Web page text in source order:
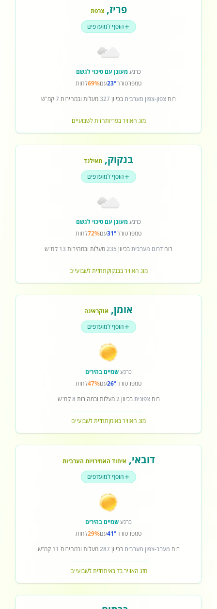
פריז,צרפת
הוסף למועדפים
כרגעמעונן עם סיכוי לגשם
טמפרטורה23°עם69%לחות
רוח צפון-צפון מערביתבכיוון327מעלות ובמהירות7קמ"ש
מזג האוויר בפריזתחזית לשבועיים
בנקוק, תאילנד
הוסף למועדפים
כרגעמעונן עם סיכוי לגשם
טמפרטורה31°עם72%לחות
רוח דרום מערביתבכיוון 235מעלות ובמהירות 13 קמ"ש
מזג האוויר בבנקוקתחזית לשבועיים
אומן, אוקראינה
הוסף למועדפים
כרגעשמיים בהירים
טמפרטורה26°עם47%לחות
רוחצפוניתבכיוון2מעלות ובמהירות8קמ"ש
מזג האוויר באומןתחזית לשבועיים
דובאי, איחוד האמירויות הערביות
הוסף למועדפים
כרגעשמיים בהירים
טמפרטורה41°עם29%לחות
רוח מערב-צפון מערביתבכיוון287מעלות ובמהירות 11 קמ"ש
מזג האוויר בדובאיתחזית לשבועיים